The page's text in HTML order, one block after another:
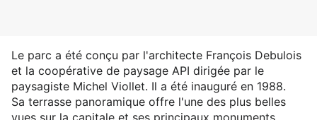
Le parc a été conçu par l'architecte François Debulois
et la coopérative de paysage API dirigée par le
paysagiste Michel Viollet. Il a été inauguré en 1988.
Sa terrasse panoramique offre l'une des plus belles